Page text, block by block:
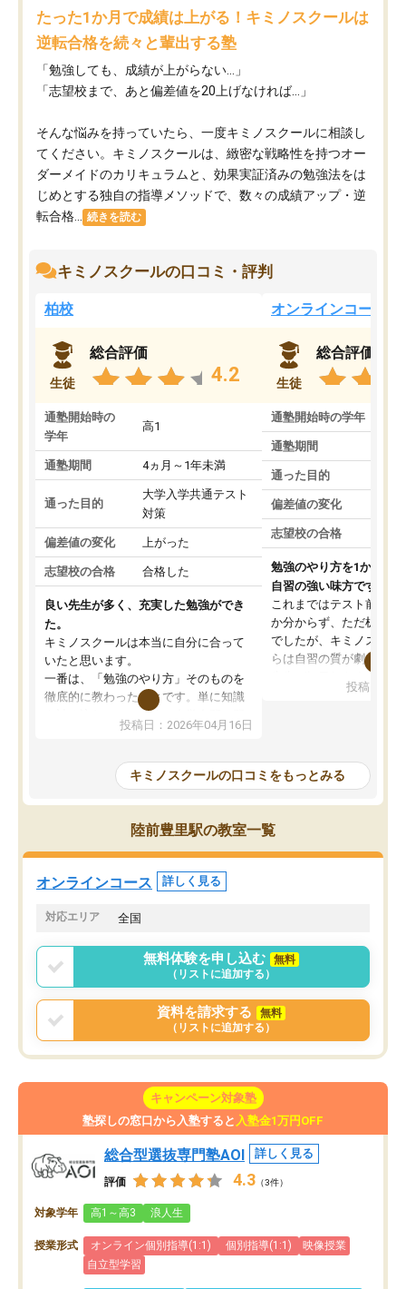
たった1か月で成績は上がる！キミノスクールは
逆転合格を続々と輩出する塾
「勉強しても、成績が上がらない…」
「志望校まで、あと偏差値を20上げなければ…」
そんな悩みを持っていたら、一度キミノスクールに相談し
てください。キミノスクールは、緻密な戦略性を持つオー
ダーメイドのカリキュラムと、効果実証済みの勉強法をは
じめとする独自の指導メソッドで、数々の成績アップ・逆
転合格...
続きを読む
キミノスクールの口コミ・評判
柏校
生徒
総合評価
4.2
通塾開始時の
学年
高1
通塾期間 4ヵ月～1年未満
通った目的
大学入学共通テスト
対策
偏差値の変化 上がった
志望校の合格 合格した
良い先生が多く、充実した勉強ができ
た。
キミノスクールは本当に自分に合って
いたと思います。
一番は、「勉強のやり方」そのものを
徹底的に教わったことです。単に知識
を詰め込むのではなく、自学自習の習
慣が身につくよう並走してくれるの
はなくなりました。
講師の方との距離も近く、親身なコー
チングのおかげで、停滞期もモチベー
ションを維持できました。「やらされ
る勉強」から「目標のための勉強」へ
意識が変わったことが、目標校への合
投稿日：2026年04月16日
オンラインコース
生徒
総合評価
通塾開始時の学年
通塾期間
通った目的
偏差値の変化
志望校の合格
勉強のやり方を1から教
自習の強い味方です。
これまではテスト前に何
か分からず、ただ机に座
でしたが、キミノスクー
らは自習の質が劇的に変
を明確にしてくれるの
の仕方をコーチングして
ルなので、家での学習習
身につきました。結果と
た英語の偏差値が10以上
していた公立高校に無事
た。自分から学ぶ姿勢を
投稿日：
キミノスクールの口コミをもっとみる
陸前豊里駅の教室一覧
オンラインコース 詳しく見る
対応エリア 全国
無料体験を申し込む
無料
（リストに追加する）
資料を請求する
無料
（リストに追加する）
キャンペーン対象塾
塾探しの窓口から入塾すると 入塾金1万円OFF
総合型選抜専門塾AOI 詳しく見る
評価 4.3 （3件）
対象学年 高1～高3 浪人生
授業形式 オンライン個別指導(1:1) 個別指導(1:1)
映像授業
自立型学習